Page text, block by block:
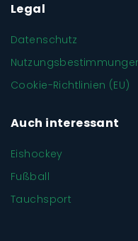
Legal
Datenschutz
Cookie-Richtlinien (EU)
Auch interessant
Eishockey
Fußball
Tauchsport